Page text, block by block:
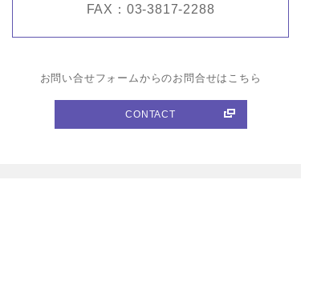
FAX：03-3817-2288
お問い合せフォームからのお問合せはこちら
CONTACT